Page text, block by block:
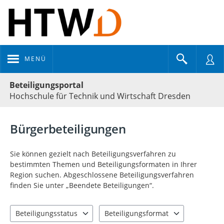
MENÜ
Beteiligungsportal
Hochschule für Technik und Wirtschaft Dresden
Bürgerbeteiligungen
Sie können gezielt nach Beteiligungsverfahren zu
bestimmten Themen und Beteiligungsformaten in Ihrer
Region suchen. Abgeschlossene Beteiligungsverfahren
finden Sie unter „Beendete Beteiligungen“.
Beteiligungsstatus
Beteiligungsformat